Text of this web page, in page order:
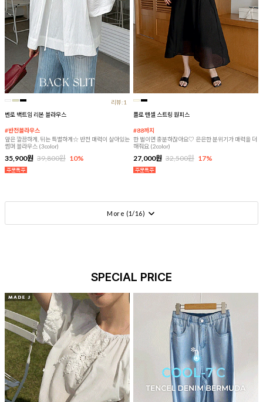
리뷰:1
벤로 백트임 리본 블라우스
#반전블라우스
앞은 깔끔하게, 뒤는 특별하게☆ 반전 매력이 살아있는
썸머 블라우스 (3color)
35,900원 39,800원 10%
플로 텐셀 스트링 원피스
#88까지
한 벌이면 충분하잖아요♡ 은은한 분위기가 매력을 더
해줘요 (2color)
27,000원 32,500원 17%
More (1/16)
SPECIAL PRICE